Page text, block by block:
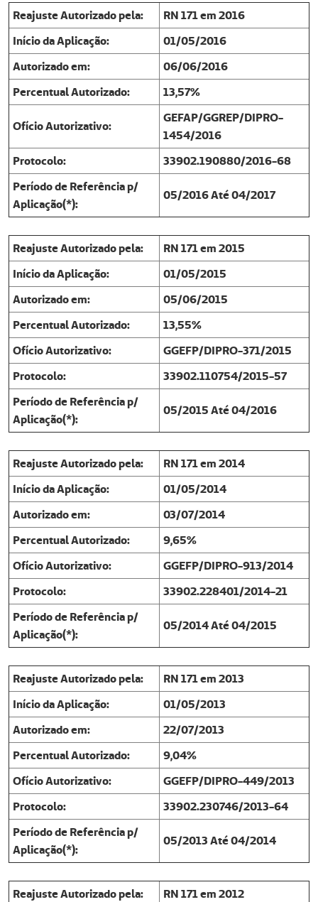
Reajuste Autorizado pela:
RN 171 em 2016
Início da Aplicação:
01/05/2016
Autorizado em:
06/06/2016
Percentual Autorizado:
13,57%
Ofício Autorizativo:
GEFAP/GGREP/DIPRO-
1454/2016
Protocolo:
33902.190880/2016-68
Período de Referência p/
Aplicação(*):
05/2016 Até 04/2017
Reajuste Autorizado pela:
RN 171 em 2015
Início da Aplicação:
01/05/2015
Autorizado em:
05/06/2015
Percentual Autorizado:
13,55%
Ofício Autorizativo:
GGEFP/DIPRO-371/2015
Protocolo:
33902.110754/2015-57
Período de Referência p/
Aplicação(*):
05/2015 Até 04/2016
Reajuste Autorizado pela:
RN 171 em 2014
Início da Aplicação:
01/05/2014
Autorizado em:
03/07/2014
Percentual Autorizado:
9,65%
Ofício Autorizativo:
GGEFP/DIPRO-913/2014
Protocolo:
33902.228401/2014-21
Período de Referência p/
Aplicação(*):
05/2014 Até 04/2015
Reajuste Autorizado pela:
RN 171 em 2013
Início da Aplicação:
01/05/2013
Autorizado em:
22/07/2013
Percentual Autorizado:
9,04%
Ofício Autorizativo:
GGEFP/DIPRO-449/2013
Protocolo:
33902.230746/2013-64
Período de Referência p/
Aplicação(*):
05/2013 Até 04/2014
Reajuste Autorizado pela: RN 171 em 2012